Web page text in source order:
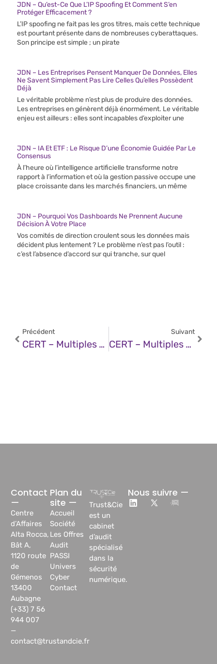
JDN – Qu’est-Ce Que L’IP Spoofing Et Comment S’en
Protéger Efficacement ?
L’IP spoofing ne fait pas les gros titres, mais cette technique
est pourtant présente dans de nombreuses cyberattaques.
Son principe est simple ; un pirate
JDN – Les Entreprises Pensent Manquer De Données, Elles
Ne Savent Simplement Pas Lire Celles Qu’elles Possèdent
Déjà
Le véritable problème n’est plus de produire des données.
Les entreprises en génèrent déjà énormément. Le véritable
enjeu est ailleurs : elles sont incapables d’exploiter une
JDN – IA Et ETF : Le Risque D’une Économie Guidée Par Le
Consensus
À l’heure où l’intelligence artificielle transforme notre
rapport à l’information et où la gestion passive occupe une
place croissante dans les marchés financiers, un même
JDN – Pourquoi Vos Dashboards Ne Prennent Aucune
Décision À Votre Place
Vos comités de direction croulent sous les données mais
décident plus lentement ? Le problème n’est pas l’outil :
c’est l’absence d’accord sur qui tranche, sur quel
Précédent
CERT – Multiples Vulnérabilités Dans Wireshark (21 Novembre 2024)
Suivant
CERT – Multiples Vulnérabilités Dans Microsoft Edge (22 Novembre 2024)
Trust&Cie
est un
cabinet
d’audit
spécialisé
dans la
sécurité
numérique.
Plan du
site —
Accueil
Société
Les Offres
Audit
PASSI
Univers
Cyber
Contact
Contact
—
Centre
d’Affaires
Alta Rocca,
Bât A,
1120 route
de
Gémenos
13400
Aubagne
(+33) 7 56
944 007
—
contact@trustandcie.fr
Nous suivre —